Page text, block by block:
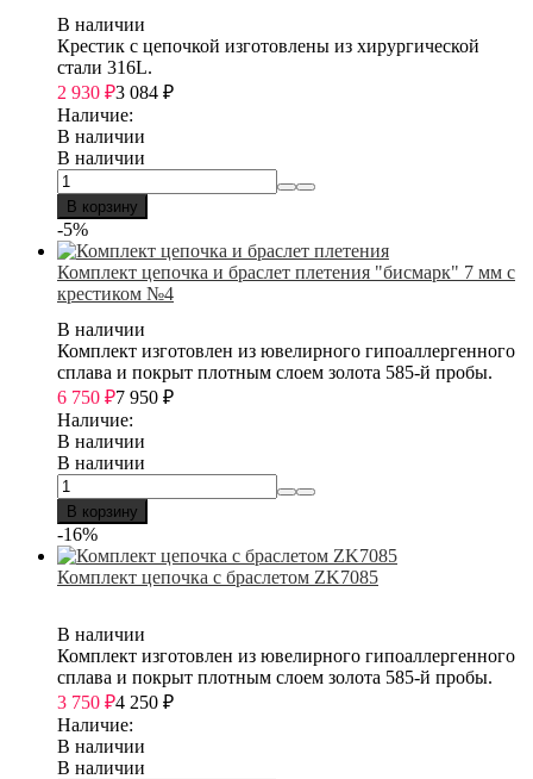
В наличии
Крестик с цепочкой изготовлены из хирургической
стали 316L.
2 930 ₽3 084 ₽
Наличие:
В наличии
В наличии
В корзину
-5%
Комплект цепочка и браслет плетения "бисмарк" 7 мм с
крестиком №4
В наличии
Комплект изготовлен из ювелирного гипоаллергенного
сплава и покрыт плотным слоем золота 585-й пробы.
6 750 ₽7 950 ₽
Наличие:
В наличии
В наличии
В корзину
-16%
Комплект цепочка с браслетом ZK7085
В наличии
Комплект изготовлен из ювелирного гипоаллергенного
сплава и покрыт плотным слоем золота 585-й пробы.
3 750 ₽4 250 ₽
Наличие:
В наличии
В наличии